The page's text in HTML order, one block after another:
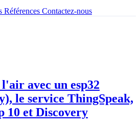
Références Contactez-nous
avec un esp32
le service ThingSpeak,
10 et Discovery